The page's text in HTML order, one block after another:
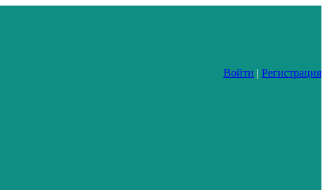
Войти | Регистрация